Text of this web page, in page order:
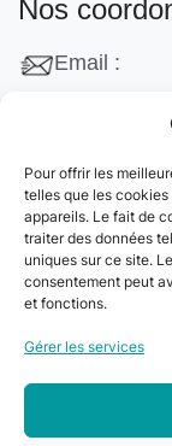
Pour offrir les
telles que les
appareils. Le fait de
traiter des données
uniques sur ce site.
consentement peut
et fonctions.
Gérer les services
Nos
Email :
132 Rue
Téléphone :
+33 06 22 09
+33 06 24 78